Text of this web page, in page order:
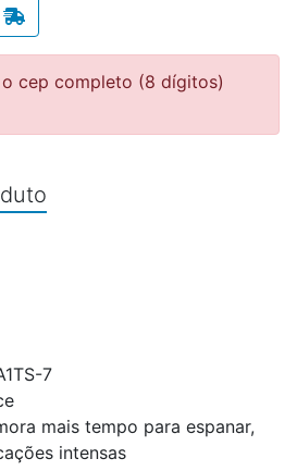
cep completo (8 dígitos)
7
mais tempo para espanar,
intensas